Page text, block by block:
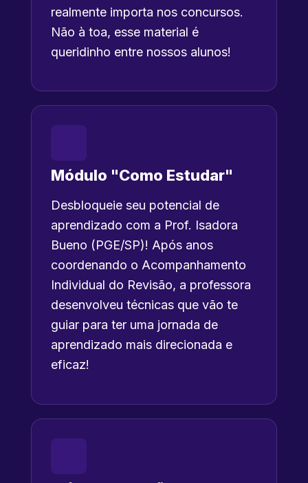
realmente importa nos concursos.
Não à toa, esse material é
queridinho entre nossos alunos!
Módulo "Como Estudar"
Desbloqueie seu potencial de
aprendizado com a Prof. Isadora
Bueno (PGE/SP)! Após anos
coordenando o Acompanhamento
Individual do Revisão, a professora
desenvolveu técnicas que vão te
guiar para ter uma jornada de
aprendizado mais direcionada e
eficaz!